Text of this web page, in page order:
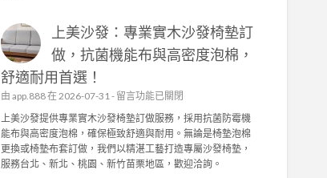
！
園
常
管
理
，
成
就
業
實
木
發
墊
訂
做
，
上美沙發：專業實木沙發椅墊訂
做，抗菌機能布與高密度泡棉，
舒適耐用首選！
由 app.888在 2026-07-31 - 在
〈
上
美
沙
發
留言功能已關閉
上美沙發提供專業實木沙發椅墊訂做服務，採用抗菌防霉機
能布與高密度泡棉，確保極致舒適與耐用。無論是椅墊泡棉
更換或椅墊布套訂做，我們以精湛工藝打造專屬沙發椅墊，
服務台北、新北、桃園、新竹苗栗地區，歡迎洽詢。